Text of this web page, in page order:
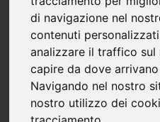
di navigazione nel
contenuti
analizzare il traffico
capire da dove
Navigando nel nostro
nostro utilizzo dei